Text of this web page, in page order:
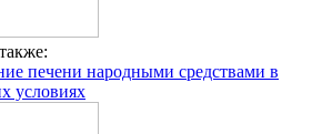
печени народными средствами в
условиях